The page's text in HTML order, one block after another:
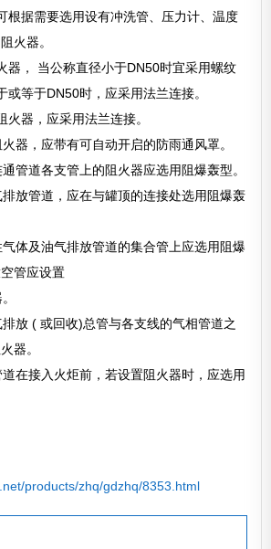
根据需要选用设有冲洗管、压力计、温度
火器。
器， 当公称直径小于DN50时宜采用螺纹
或等于DN50时，应采用法兰连接。
火器，应采用法兰连接。
器，应带有可自动开启的防雨通风罩。
管道各支管上的阻火器应选用阻爆轰型。
放管道，应在与罐顶的连接处选用阻爆轰
体及油气排放管道的集合管上应选用阻爆
管应设置
放 ( 或回收)总管与各支线的气相管道之
器。
在接入火炬前，若设置阻火器时，应选用
products/zhq/gdzhq/8353.html